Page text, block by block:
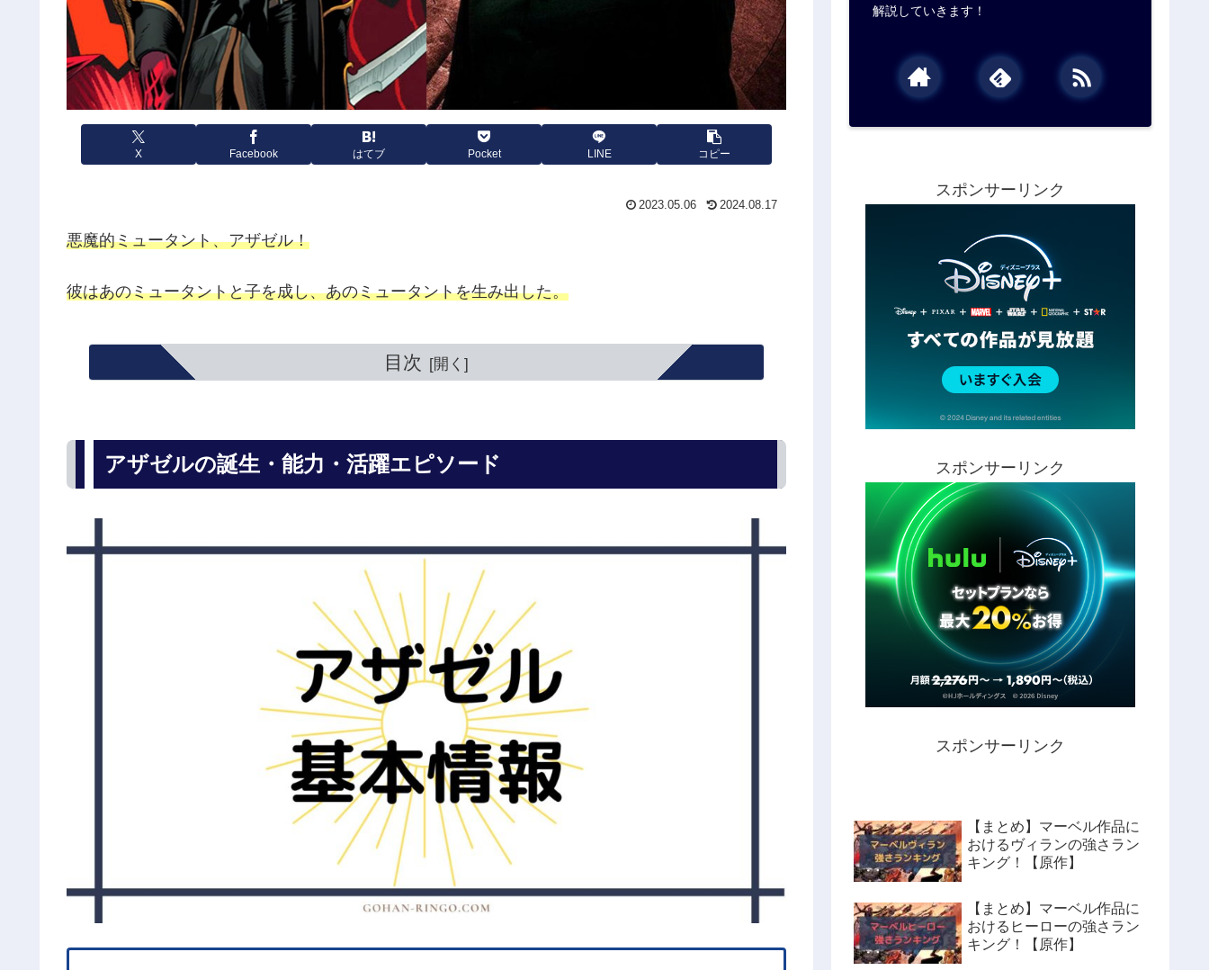
X Facebook はてブ Pocket LINE コピー
2023.05.06 2024.08.17
悪魔的ミュータント、アザゼル！
彼はあのミュータントと子を成し、あのミュータントを生み出した。
目次
アザゼルの誕生・能力・活躍エピソード
解説していきます！
スポンサーリンク
スポンサーリンク
スポンサーリンク
【まとめ】マーベル作品に
おけるヴィランの強さラン
キング！【原作】
【まとめ】マーベル作品に
おけるヒーローの強さラン
キング！【原作】